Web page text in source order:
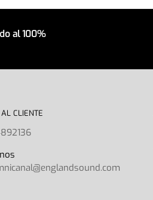
al 100%
CLIENTE